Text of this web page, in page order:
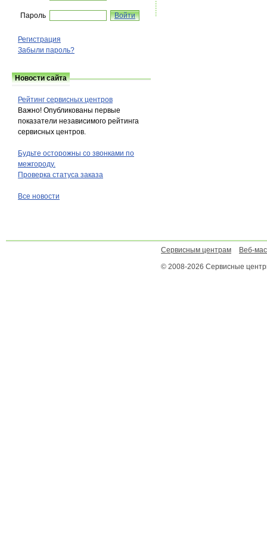
Пароль
Регистрация
Забыли пароль?
Новости сайта
Рейтинг сервисных центров
Важно! Опубликованы первые
показатели независимого рейтинга
сервисных центров.
Будьте осторожны со звонками по
межгороду.
Проверка статуса заказа
Все новости
Сервисным центрам
Веб-
© 2008-2026 Сервисные